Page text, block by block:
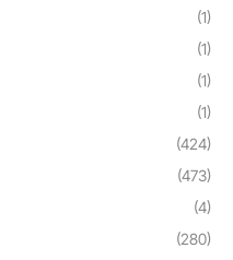
(1)
(1)
(1)
(1)
(424)
(473)
(4)
(280)